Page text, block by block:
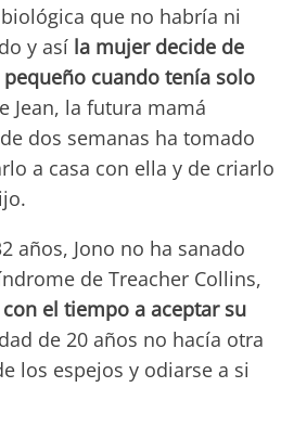
que no habría ni
y así la mujer decide de
cuando tenía solo
Jean, la futura mamá
dos semanas ha tomado
a casa con ella y de criarlo
años, Jono no ha sanado
de Treacher Collins,
el tiempo a aceptar su
de 20 años no hacía otra
los espejos y odiarse a si